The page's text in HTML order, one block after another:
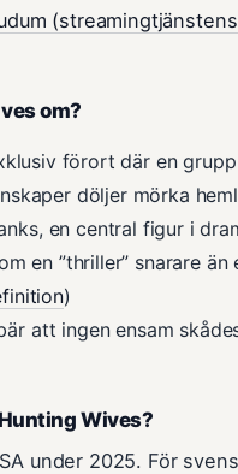
om?
förort där en
döljer mörka
en central figur i
en ”thriller” snarare än
)
att ingen ensam
Wives?
under 2025. För